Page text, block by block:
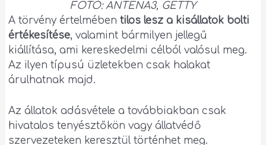
FOTÓ: ANTENA3, GETTY
A törvény értelmében tilos lesz a kisállatok bolti
értékesítése, valamint bármilyen jellegű
kiállítása, ami kereskedelmi célból valósul meg.
Az ilyen típusú üzletekben csak halakat
árulhatnak majd.
Az állatok adásvétele a továbbiakban csak
hivatalos tenyésztőkön vagy állatvédő
szervezeteken keresztül történhet meg.